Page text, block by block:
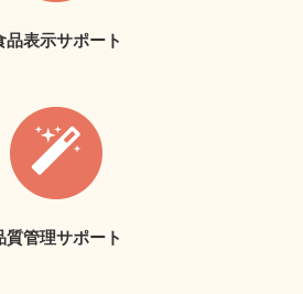
品表示サポート
質管理サポート